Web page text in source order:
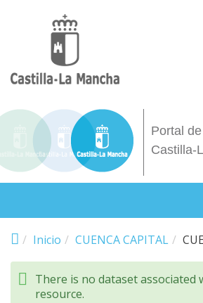
Portal
Castilla-
Inicio
CUENCA CAPITAL
There is no dataset associated
resource.